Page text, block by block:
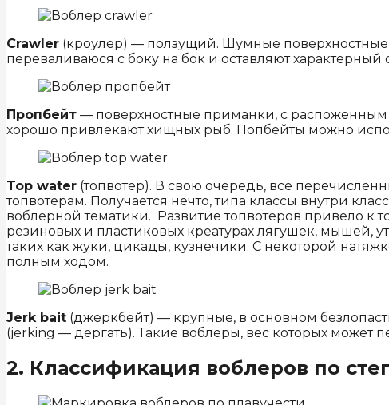
Crawler (кроулер) — ползущий. Шумные
переваливаюся с боку на бок и оставляют
Пропбейт — поверхностные приманки, с
хорошо привлекают хищных рыб. Попбейты можно
Top water (топвотер). В свою очередь, все
топвотерам. Получается нечто, типа классы внутри
воблерной тематики. Развитие топвотеров привело
резиновых и пластиковых креатурах лягушек, мышей,
таких как жуки, цикады, кузнечики. С некоторой
полным ходом.
Jerk bait (джеркбейт) — крупные, в основном
(jerking — дергать). Такие воблеры, вес которых
2. Классификация воблеров по